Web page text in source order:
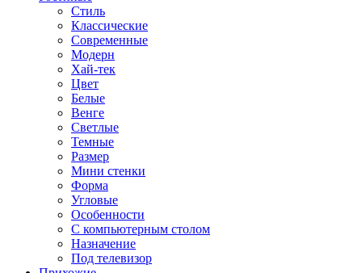
Стиль
Классические
Современные
Модерн
Хай-тек
Цвет
Белые
Венге
Светлые
Темные
Размер
Мини стенки
Форма
Угловые
Особенности
С компьютерным столом
Назначение
Под телевизор